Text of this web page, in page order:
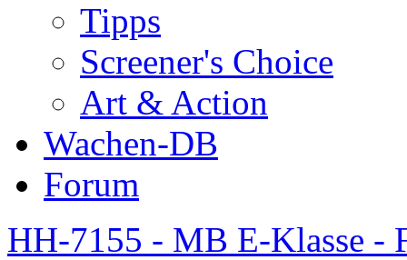
Tipps
Screener's Choice
Art & Action
Wachen-DB
Forum
HH-7155 - MB E-Klasse -